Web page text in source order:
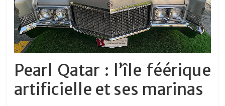
Pearl Qatar : l’île féérique
artificielle et ses marinas